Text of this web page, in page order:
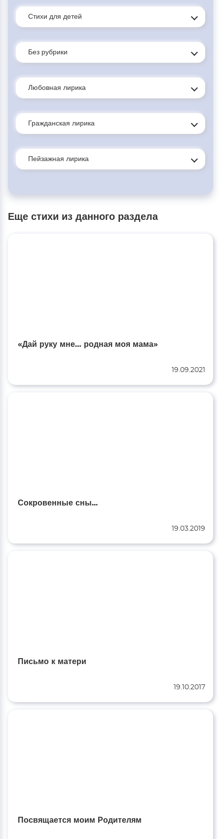
Стихи для детей
Без рубрики
Любовная лирика
Гражданская лирика
Пейзажная лирика
Еще стихи из данного раздела
«Дай руку мне… родная моя мама»
19.09.2021
Сокровенные сны...
19.03.2019
Письмо к матери
19.10.2017
Посвящается моим Родителям